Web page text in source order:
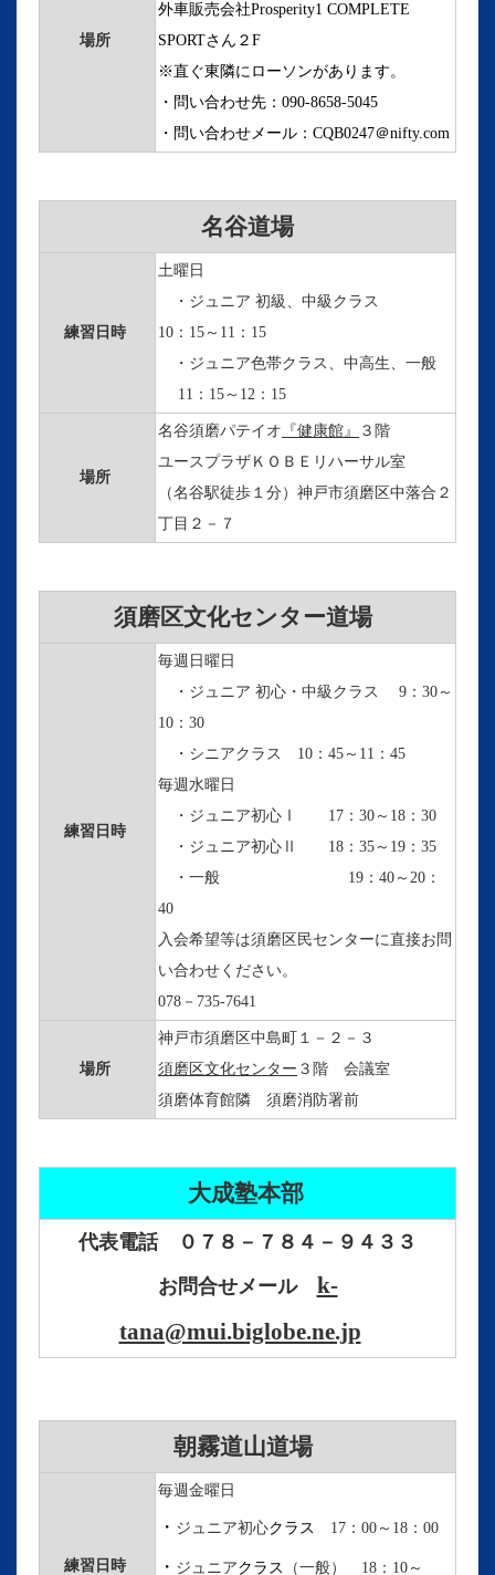
場所
外車販売会社Prosperity1 COMPLETE
SPORTさん２F
※直ぐ東隣にローソンがあります。
・問い合わせ先：090-8658-5045
・問い合わせメール：CQB0247＠nifty.com
名谷道場
練習日時
土曜日
・ジュニア 初級、中級クラス
10：15～11：15
・ジュニア色帯クラス、中高生、一般
11：15～12：15
場所
名谷須磨パテイオ 『健康館』
３階
ユースプラザＫＯＢＥリハーサル室
（名谷駅徒歩１分）神戸市須磨区中落合２
丁目２－７
須磨区文化センター道場
練習日時
毎週日曜日
・ジュニア 初心・中級クラス 9：30～
10：30
・シニアクラス 10：45～11：45
毎週水曜日
・ジュニア初心Ⅰ 17：30～18：30
・ジュニア初心Ⅱ
18：35～19：35
・一般
19：40～20：
40
入会希望等は須磨区民センターに直接お問
い合わせください。
078－735-7641
場所
神戸市須磨区中島町１－２－３
須磨区文化センター ３階 会議室
須磨体育館隣 須磨消防署前
大成塾本部
代表電話 ０７８－７８４－９４３３
お問合せメール k-
tana@mui.biglobe.ne.jp
朝霧道山道場
練習日時
毎週金曜日
・ ジュニア初心クラス 17：00～18：00
・ ジュニアクラス （一般） 18：10～